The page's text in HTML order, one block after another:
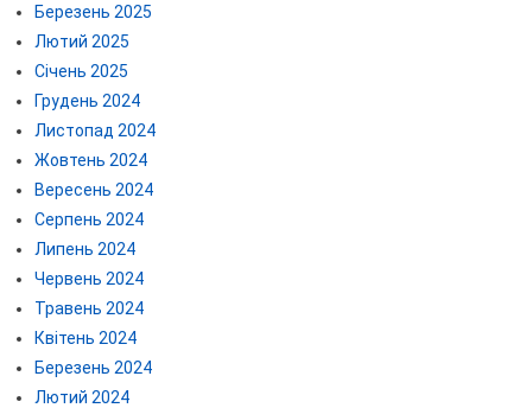
Березень 2025
Лютий 2025
Січень 2025
Грудень 2024
Листопад 2024
Жовтень 2024
Вересень 2024
Серпень 2024
Липень 2024
Червень 2024
Травень 2024
Квітень 2024
Березень 2024
Лютий 2024